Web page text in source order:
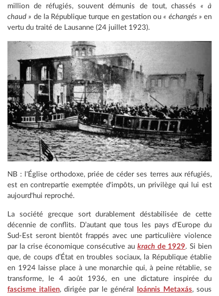
million de réfugiés, souvent démunis de tout, chassés « à
chaud » de la République turque en gestation ou« échangés » en
vertu du traité de Lausanne (24 juillet 1923).
NB : l'Église orthodoxe, priée de céder ses terres aux réfugiés,
est en contrepartie exemptée d'impôts, un privilège qui lui est
aujourd'hui reproché.
La société grecque sort durablement déstabilisée de cette
décennie de conflits. D’autant que tous les pays d’Europe du
Sud-Est seront bientôt frappés avec une particulière violence
par la crise économique consécutive au krachde 1929. Si bien
que, de coups d’État en troubles sociaux, la République établie
en 1924 laisse place à une monarchie qui, à peine rétablie, se
transforme, le 4 août 1936, en une dictature inspirée du
fascisme italien, dirigée par le général Ioánnis Metaxás, sous